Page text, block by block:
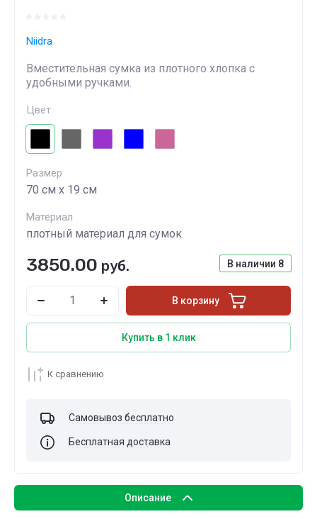
Niidra
Вместительная сумка из плотного хлопка c
удобными ручками.
Цвет
Размер
70 см х 19 см
Материал
плотный материал для сумок
В наличии 8
3850.00 руб.
В корзину
Купить в 1 клик
К сравнению
Самовывоз бесплатно
Бесплатная доставка
Описание